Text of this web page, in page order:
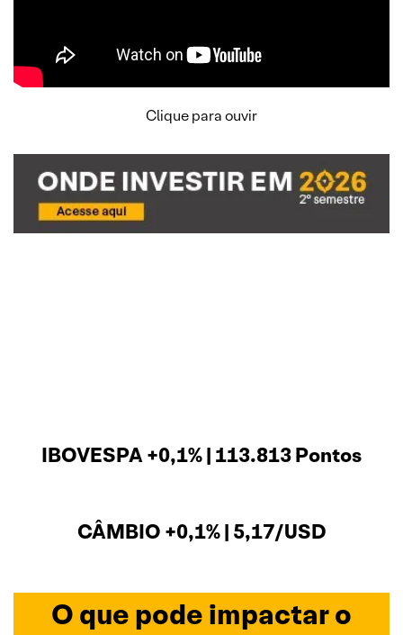
Clique para ouvir
IBOVESPA +0,1% | 113.813 Pontos
CÂMBIO +0,1% | 5,17/USD
O que pode impactar o